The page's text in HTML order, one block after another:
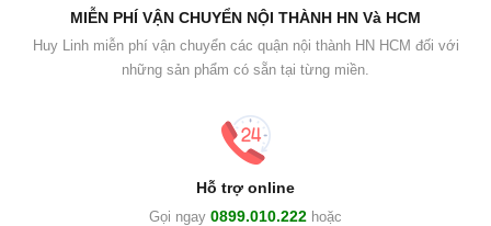
MIỄN PHÍ VẬN CHUYỂN NỘI THÀNH HN Và HCM
Huy Linh miễn phí vận chuyển các quận nội thành HN HCM đối với
những sản phẩm có sẵn tại từng miền.
Hỗ trợ online
Gọi ngay 0899.010.222 hoặc